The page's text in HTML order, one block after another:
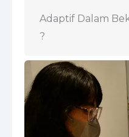
Adaptif Dalam
?